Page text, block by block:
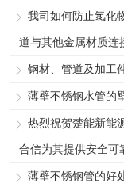
我司如何防止氯化
道与其他金属材质连
钢材、管道及加工
薄壁不锈钢水管的
热烈祝贺楚能新能
合信为其提供安全可
薄壁不锈钢管的好